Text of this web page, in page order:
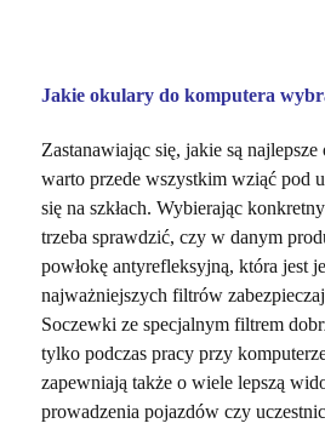
Jakie okulary do komputera
Zastanawiając się, jakie są
warto przede wszystkim wziąć pod
się na szkłach. Wybierając
trzeba sprawdzić, czy w danym
powłokę antyrefleksyjną, która jest
najważniejszych filtrów
Soczewki ze specjalnym filtrem
tylko podczas pracy przy
zapewniają także o wiele lepszą
prowadzenia pojazdów czy